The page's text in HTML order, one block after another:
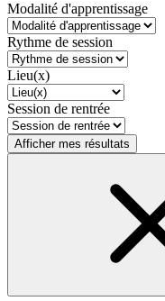
Modalité d'apprentissage
Rythme de session
Lieu(x)
Session de rentrée
Afficher mes résultats